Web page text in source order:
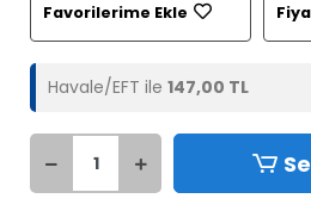
Favorilerime Ekle
Havale/EFT ile 147,00 TL